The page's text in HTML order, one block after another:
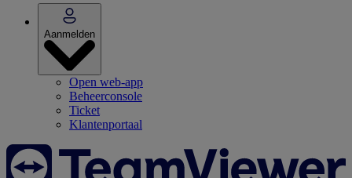
Aanmelden
Open web-app
Beheerconsole
Ticket
Klantenportaal